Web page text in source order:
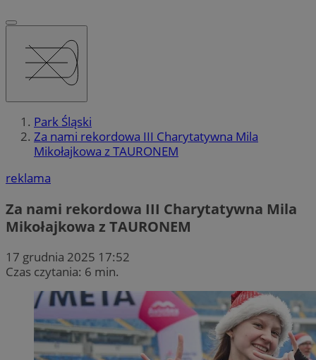
Park Śląski
Za nami rekordowa III Charytatywna Mila
Mikołajkowa z TAURONEM
reklama
Za nami rekordowa III Charytatywna Mila
Mikołajkowa z TAURONEM
17 grudnia 2025 17:52
Czas czytania: 6 min.